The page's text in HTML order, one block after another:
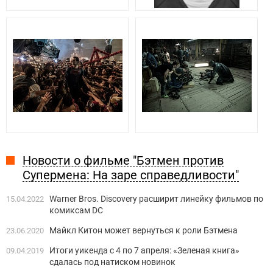
Новости о фильме "Бэтмен против
Супермена: На заре справедливости"
15.04.2022 Warner Bros. Discovery расширит линейку фильмов по
комиксам DC
23.06.2020 Майкл Китон может вернуться к роли Бэтмена
09.04.2019
Итоги уикенда с 4 по 7 апреля: «Зеленая книга»
сдалась под натиском новинок